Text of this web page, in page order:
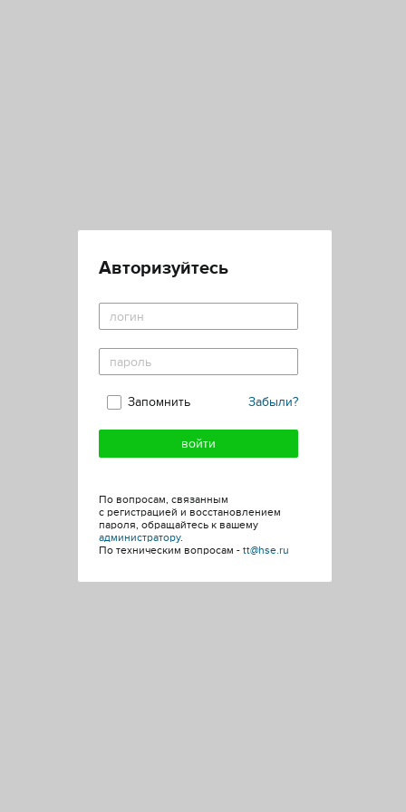
Авторизуйтесь
Забыли?
Запомнить
По вопросам, связанным
с регистрацией и восстановлением
пароля, обращайтесь к вашему
администратору.
По техническим вопросам - tt@hse.ru